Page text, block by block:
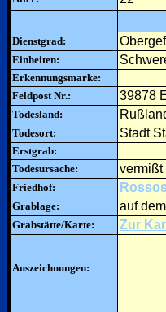
Dienstgrad:
Einheiten:
Erkennungsmarke:
Feldpost Nr.:
39878
Todesland:
Todesort: Stadt
Erstgrab:
Todesursache:
vermißt
Friedhof:
Grablage: auf
Grabstätte/Karte: Zur
Auszeichnungen: